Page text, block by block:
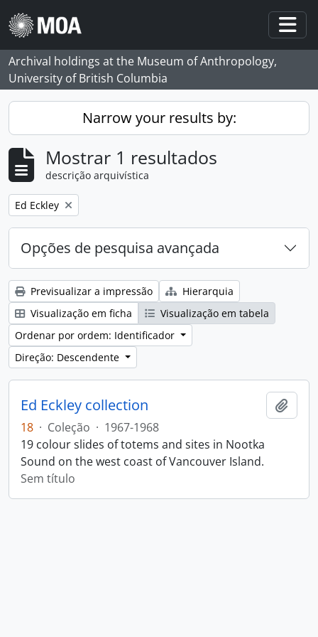
Skip to main content
Archival holdings at the Museum of Anthropology,
University of British Columbia
Narrow your results by:
Mostrar 1 resultados
descrição arquivística
Remove filter:
Ed Eckley
Opções de pesquisa avançada
Previsualizar a impressão
Hierarquia
Visualização em ficha
Visualização em tabela
Ordenar por ordem: Identificador
Direção: Descendente
Ed Eckley collection
18 · Coleção · 1967-1968
19 colour slides of totems and sites in Nootka
Sound on the west coast of Vancouver Island.
Sem título